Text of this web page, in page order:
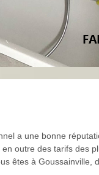
a une bonne
outre des tarifs des
êtes à Goussainville,